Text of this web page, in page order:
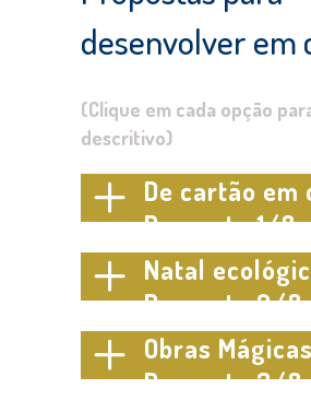
desenvolver em
(Clique em cada opção
descritivo)
De cartão em
Proposta 1/8
Natal
Proposta 2/8
Obras
Proposta 3/8